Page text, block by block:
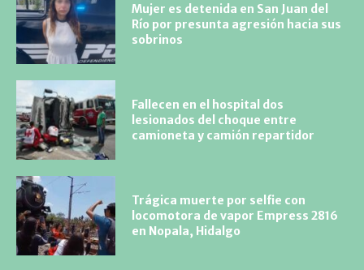
Mujer es detenida en San Juan del
Río por presunta agresión hacia sus
sobrinos
Fallecen en el hospital dos
lesionados del choque entre
camioneta y camión repartidor
Trágica muerte por selfie con
locomotora de vapor Empress 2816
en Nopala, Hidalgo